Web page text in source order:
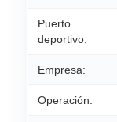
Puerto
deportivo:
Empresa:
Operación: